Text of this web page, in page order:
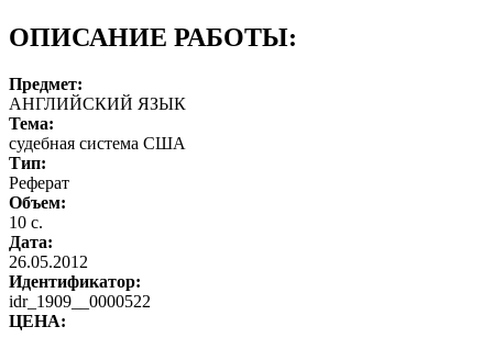
ОПИСАНИЕ РАБОТЫ:
Предмет:
АНГЛИЙСКИЙ ЯЗЫК
Тема:
судебная система США
Тип:
Реферат
Объем:
10 с.
Дата:
26.05.2012
Идентификатор:
idr_1909__0000522
ЦЕНА: